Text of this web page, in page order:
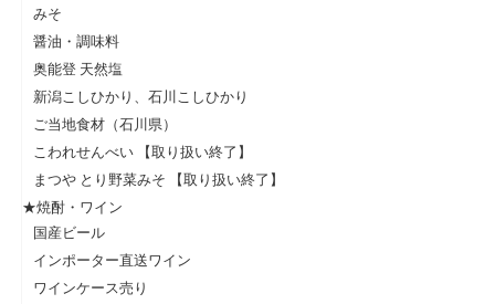
みそ
醤油・調味料
奥能登 天然塩
新潟こしひかり、石川こしひかり
ご当地食材（石川県）
こわれせんべい 【取り扱い終了】
まつや とり野菜みそ 【取り扱い終了】
★焼酎・ワイン
国産ビール
インポーター直送ワイン
ワインケース売り